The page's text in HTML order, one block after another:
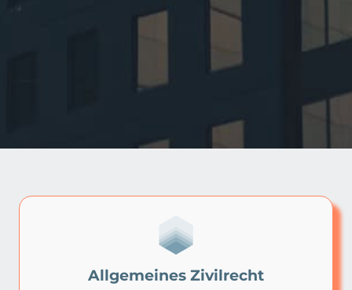
Allgemeines Zivilrecht